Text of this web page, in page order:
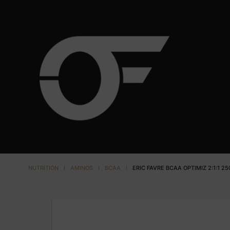
NUTRITION I AMINOS I BCAA I ERIC FAVRE BCAA OPTIMIZ 2:1:1